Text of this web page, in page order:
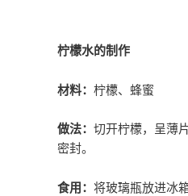
柠檬水的制作
材料： 柠檬、蜂蜜
做法： 切开柠檬，呈薄
密封。
食用： 将玻璃瓶放进冰